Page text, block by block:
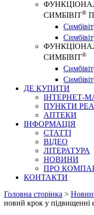
СИМБІВІТ®
Симбівіт
Симбівіт
СИМБІВІТ®
Симбівіт
Симбівіт
ДЕ КУПИТИ
ІНТЕРНЕТ-
ПУНКТИ
АПТЕКИ
ІНФОРМАЦІЯ
СТАТТІ
ВІДЕО
ЛІТЕРАТУРА
НОВИНИ
ПРО
КОНТАКТИ
Головна сторінка >
новий крок у підвищенні